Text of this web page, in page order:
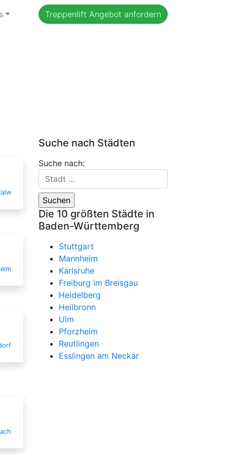
Treppenlift Angebot anfordern
Suche nach Städten
Suche nach:
Die 10 größten Städte in
Baden-Württemberg
Stuttgart
Mannheim
Karlsruhe
Freiburg im Breisgau
Heidelberg
Heilbronn
Ulm
Pforzheim
Reutlingen
Esslingen am Neckar